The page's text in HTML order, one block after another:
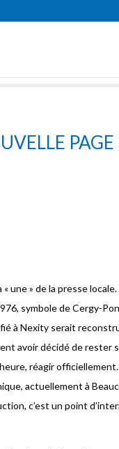
une » de la presse
symbole de Cergy-
à Nexity serait
avoir décidé de
réagir
actuellement à
c’est un point